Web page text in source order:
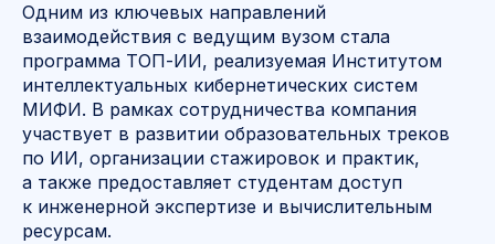
Одним из ключевых направлений
взаимодействия с ведущим вузом стала
программа ТОП-ИИ, реализуемая Институтом
интеллектуальных кибернетических систем
МИФИ. В рамках сотрудничества компания
участвует в развитии образовательных треков
по ИИ, организации стажировок и практик,
а также предоставляет студентам доступ
к инженерной экспертизе и вычислительным
ресурсам.